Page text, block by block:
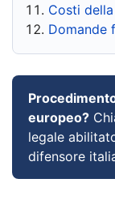
Costi
Domande
europeo?
legale
difensore